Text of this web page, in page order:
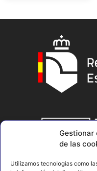
Gestionar
de las
Utilizamos tecnologías como